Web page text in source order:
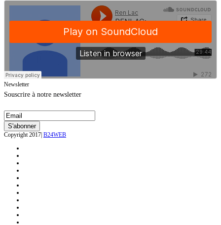
Newsletter
Souscrire à notre newsletter
Copyright 2017| B24WEB